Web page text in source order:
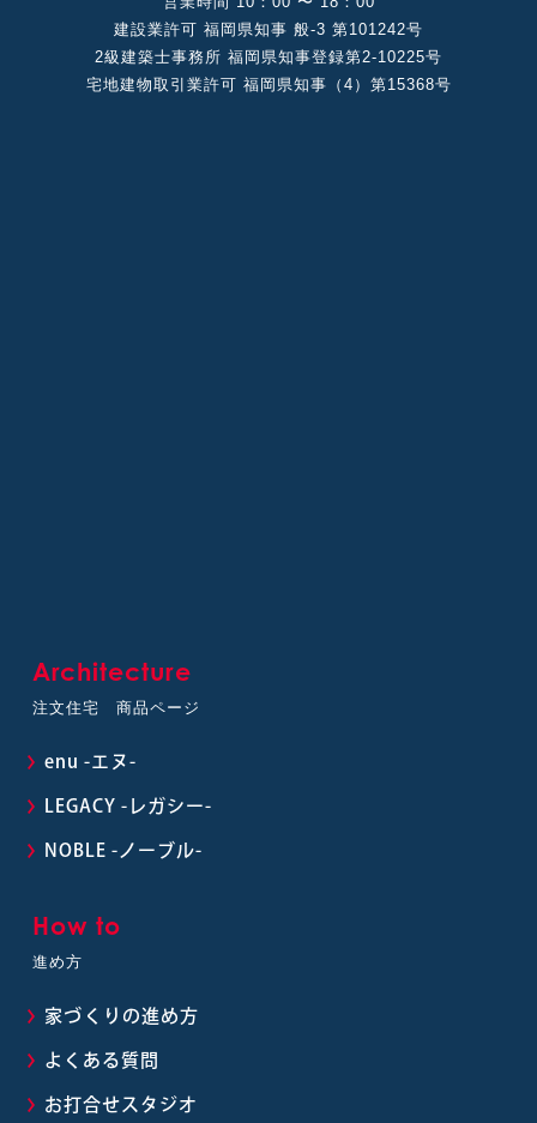
建設業許可 福岡県知事 般-3 第101242号
2級建築⼠事務所 福岡県知事登録第2-10225号
宅地建物取引業許可 福岡県知事（4）第15368号
Architecture
注文住宅 商品ページ
enu -エヌ-
LEGACY -レガシー-
NOBLE -ノーブル-
How to
進め方
家づくりの進め方
よくある質問
お打合せスタジオ